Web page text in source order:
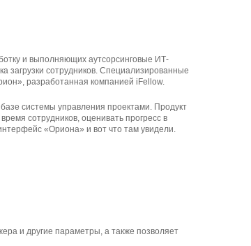
и выполняющих аутсорсинговые ИТ-
загрузки сотрудников. Специализированные
разработанная компанией iFellow.
системы управления проектами. Продукт
сотрудников, оценивать прогресс в
«Ориона» и вот что там увидели.
и другие параметры, а также позволяет